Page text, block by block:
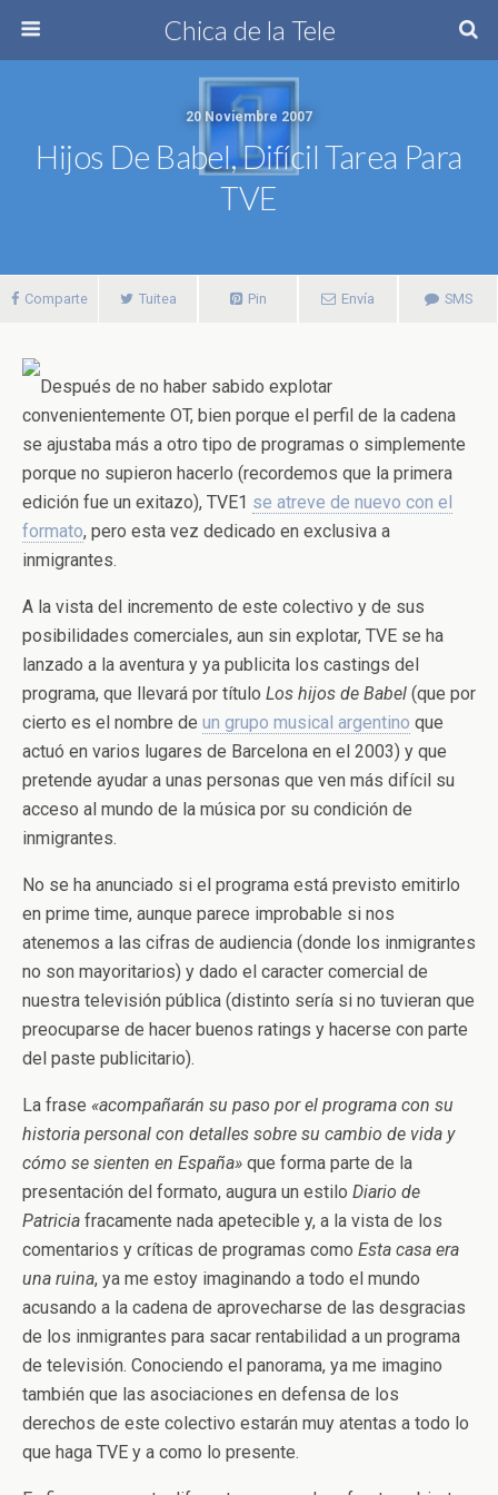
Chica de la Tele
20 Noviembre 2007
Hijos De Babel, Difícil Tarea Para
TVE
Comparte Tuitea Pin Envía SMS
Después de no haber sabido explotar
convenientemente OT, bien porque el perfil de la cadena
se ajustaba más a otro tipo de programas o simplemente
porque no supieron hacerlo (recordemos que la primera
edición fue un exitazo), TVE1 se atreve de nuevo con el
formato, pero esta vez dedicado en exclusiva a
inmigrantes.
A la vista del incremento de este colectivo y de sus
posibilidades comerciales, aun sin explotar, TVE se ha
lanzado a la aventura y ya publicita los castings del
programa, que llevará por título Los hijos de Babel (que por
cierto es el nombre de un grupo musical argentino que
actuó en varios lugares de Barcelona en el 2003) y que
pretende ayudar a unas personas que ven más difícil su
acceso al mundo de la música por su condición de
inmigrantes.
No se ha anunciado si el programa está previsto emitirlo
en prime time, aunque parece improbable si nos
atenemos a las cifras de audiencia (donde los inmigrantes
no son mayoritarios) y dado el caracter comercial de
nuestra televisión pública (distinto sería si no tuvieran que
preocuparse de hacer buenos ratings y hacerse con parte
del paste publicitario).
La frase «acompañarán su paso por el programa con su
historia personal con detalles sobre su cambio de vida y
cómo se sienten en España» que forma parte de la
presentación del formato, augura un estilo Diario de
Patricia fracamente nada apetecible y, a la vista de los
comentarios y críticas de programas como Esta casa era
una ruina, ya me estoy imaginando a todo el mundo
acusando a la cadena de aprovecharse de las desgracias
de los inmigrantes para sacar rentabilidad a un programa
de televisión. Conociendo el panorama, ya me imagino
también que las asociaciones en defensa de los
derechos de este colectivo estarán muy atentas a todo lo
que haga TVE y a como lo presente.